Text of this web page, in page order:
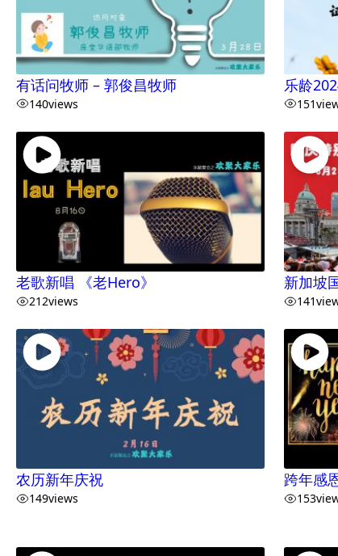
有话问牧师 – 郭俊昌牧师
140views
乐龄
151
老歌新唱 《老Hero》
212views
新加坡
141
农历新年庆祝
149views
跨年感
153